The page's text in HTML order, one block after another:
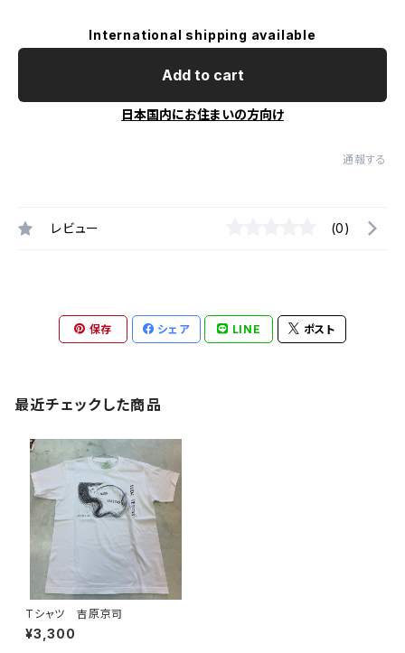
International shipping available
Add to cart
日本国内にお住まいの方向け
通報する
レビュー (0)
保存 シェア LINE ポスト
最近チェックした商品
Tシャツ 吉原京司
¥3,300